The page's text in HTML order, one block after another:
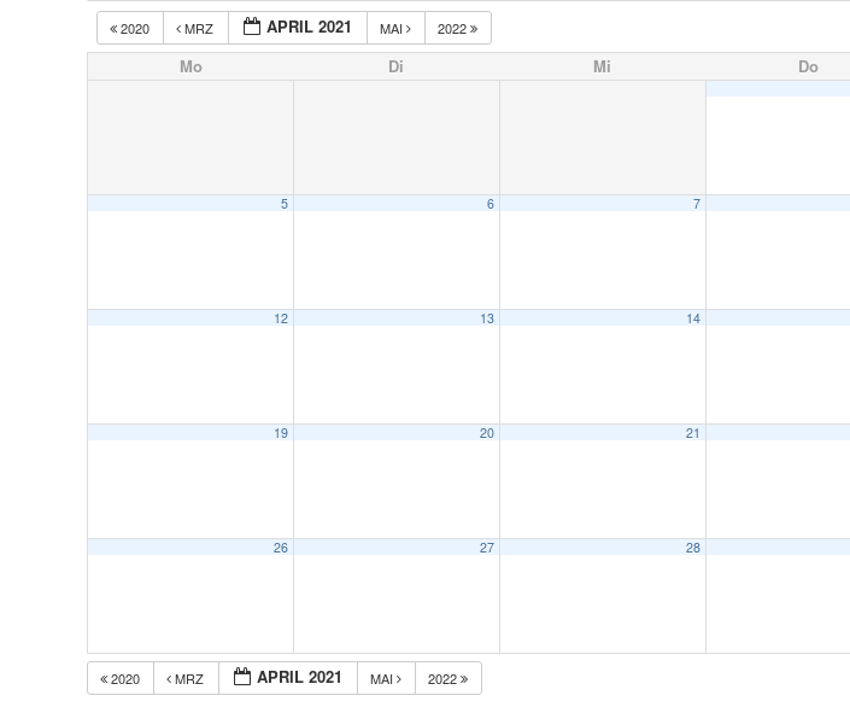
2020 MRZ APRIL 2021 MAI 2022
Mo Di Mi Do
5 6 7
12 13 14
19 20 21
26 27 28
2020 MRZ APRIL 2021 MAI 2022